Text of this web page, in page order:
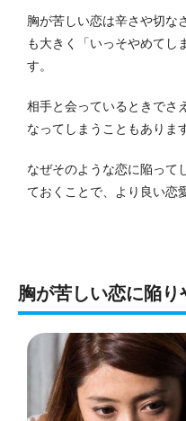
胸が苦しい恋は辛さや切な
も大きく「いっそやめてし
す。
相手と会っているときでさ
なってしまうこともありま
なぜそのような恋に陥って
ておくことで、より良い恋
胸が苦しい恋に陥